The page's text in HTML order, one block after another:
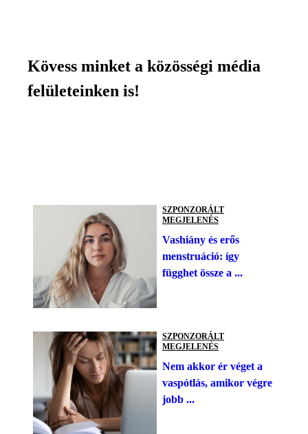
Kövess minket a közösségi média
felületeinken is!
SZPONZORÁLT
MEGJELENÉS
Vashiány és erős
menstruáció: így
függhet össze a ...
SZPONZORÁLT
MEGJELENÉS
Nem akkor ér véget a
vaspótlás, amikor végre
jobb ...